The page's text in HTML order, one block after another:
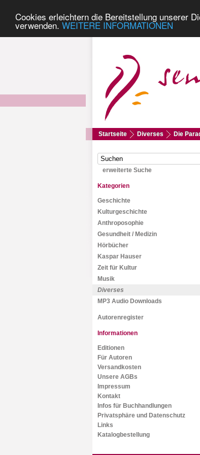
Cookies erleichtern die Bereitstellung unserer
verwenden. WEITERE INFORMATIONEN
Startseite Diverses Die
erweiterte Suche
Kategorien
Geschichte
Kulturgeschichte
Anthroposophie
Gesundheit / Medizin
Hörbücher
Kaspar Hauser
Zeit für Kultur
Musik
Diverses
MP3 Audio Downloads
Autorenregister
Informationen
Editionen
Für Autoren
Versandkosten
Unsere AGBs
Impressum
Kontakt
Infos für Buchhandlungen
Privatsphäre und Datenschutz
Links
Katalogbestellung